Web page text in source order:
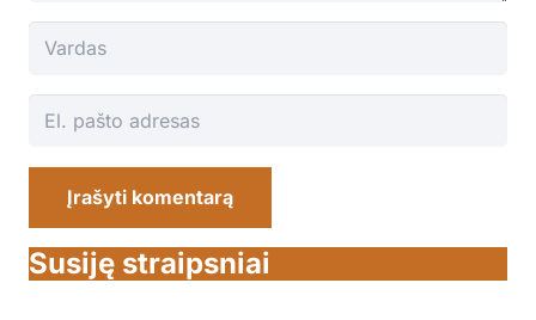
Įrašyti komentarą
Susiję straipsniai